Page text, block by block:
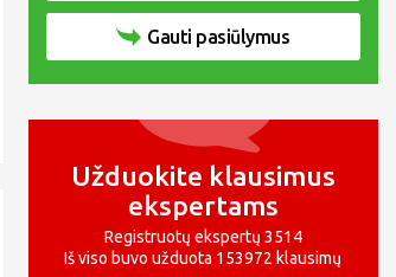
Gauti pasiūlymus
Užduokite klausimus
ekspertams
Registruotų ekspertų 3514
Iš viso buvo užduota 153972 klausimų